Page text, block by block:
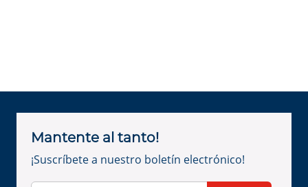
Mantente al tanto!
¡Suscríbete a nuestro boletín electrónico!